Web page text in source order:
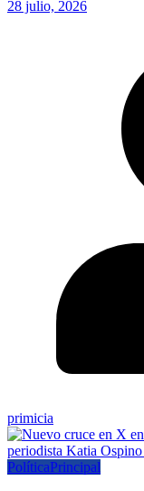
28 julio, 2026
primicia
PolíticaPrincipal